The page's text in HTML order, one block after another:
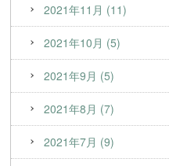
2021年11月 (11)
2021年10月 (5)
2021年9月 (5)
2021年8月 (7)
2021年7月 (9)